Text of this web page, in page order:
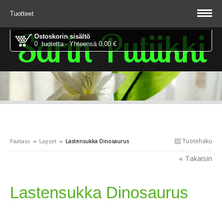
Tuotteet
Ostoskorin sisältö
0 tuotetta - Yhteensä 0.00 €
Sarin Putiikki
Tuotehaku
Päätaso ›› Lapset ›› Lastensukka Dinosaurus
« Takaisin
Lastensukka Dinosaurus